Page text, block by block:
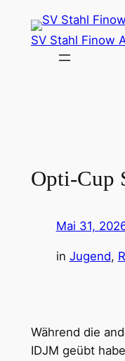
Inhalt
SV Stahl Finow
Opti-Cup
Mai 31,
in Jugend,
Während die
IDJM geübt